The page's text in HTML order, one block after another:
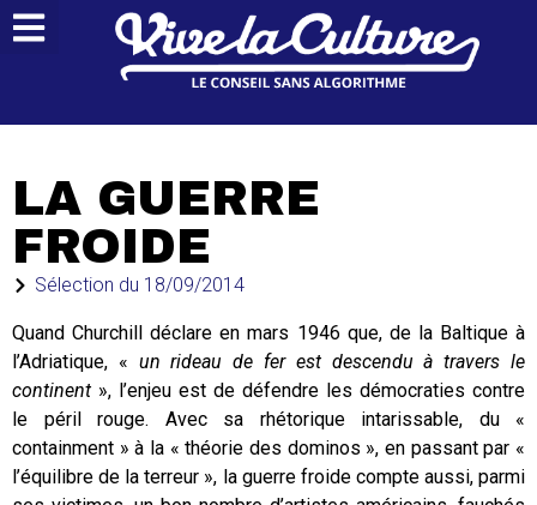
LA GUERRE
FROIDE
Sélection du 18/09/2014
Quand Churchill déclare en mars 1946 que, de la Baltique à
l’Adriatique, « un rideau de fer est descendu à travers le
continent », l’enjeu est de défendre les démocraties contre
le péril rouge. Avec sa rhétorique intarissable, du «
containment » à la « théorie des dominos », en passant par «
l’équilibre de la terreur », la guerre froide compte aussi, parmi